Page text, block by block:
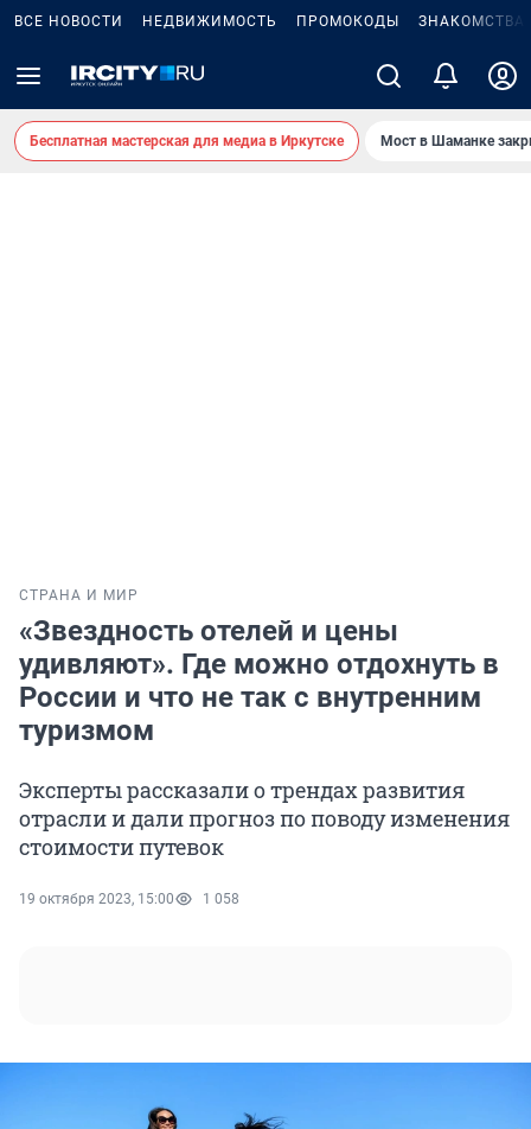
ВСЕ НОВОСТИ НЕДВИЖИМОСТЬ ПРОМОКОДЫ ЗНАКОМСТВА
Бесплатная мастерская для медиа в Иркутске Мост в Шаманке
СТРАНА И МИР
«Звездность отелей и цены
удивляют». Где можно отдохнуть в
России и что не так с внутренним
туризмом
Эксперты рассказали о трендах развития
отрасли и дали прогноз по поводу изменения
стоимости путевок
19 октября 2023, 15:00 1 058